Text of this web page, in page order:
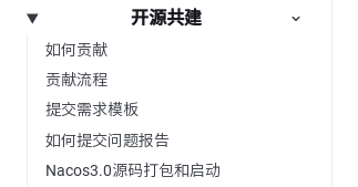
开源共建
如何贡献
贡献流程
提交需求模板
如何提交问题报告
Nacos3.0源码打包和启动